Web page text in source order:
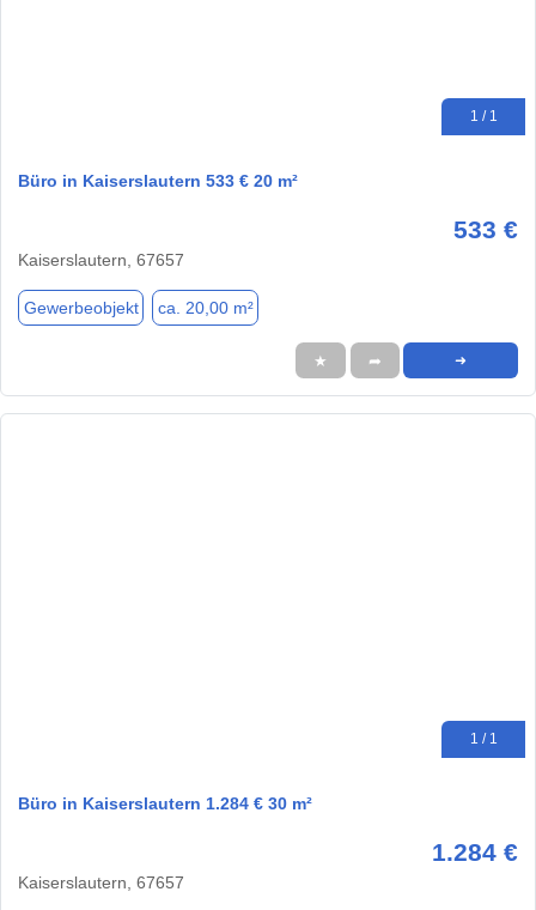
1 / 1
Büro in Kaiserslautern 533 € 20 m²
533 €
Kaiserslautern, 67657
Gewerbeobjekt ca. 20,00 m²
★ ➦ ➜
1 / 1
Büro in Kaiserslautern 1.284 € 30 m²
1.284 €
Kaiserslautern, 67657